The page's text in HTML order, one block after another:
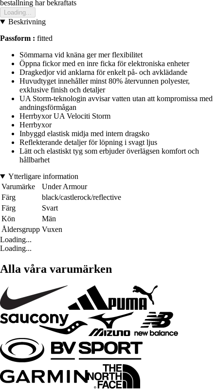
bestallning har bekraftats
Loading...
Beskrivning
Passform : fitted
Sömmarna vid knäna ger mer flexibilitet
Öppna fickor med en inre ficka för elektroniska enheter
Dragkedjor vid anklarna för enkelt på- och avklädande
Huvudtyget innehåller minst 80% återvunnen polyester,
exklusive finish och detaljer
UA Storm-teknologin avvisar vatten utan att kompromissa med
andningsförmågan
Herrbyxor UA Velociti Storm
Herrbyxor
Inbyggd elastisk midja med intern dragsko
Reflekterande detaljer för löpning i svagt ljus
Lätt och elastiskt tyg som erbjuder överlägsen komfort och
hållbarhet
Ytterligare information
Varumärke
Under Armour
Färg
black/castlerock/reflective
Färg
Svart
Kön
Män
Åldersgrupp Vuxen
Loading...
Loading...
Alla våra varumärken